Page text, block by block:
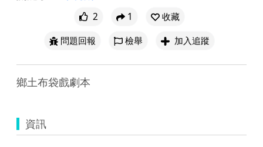
2 1
收藏
問題回報
檢舉 加入追蹤
鄉土布袋戲劇本
資訊